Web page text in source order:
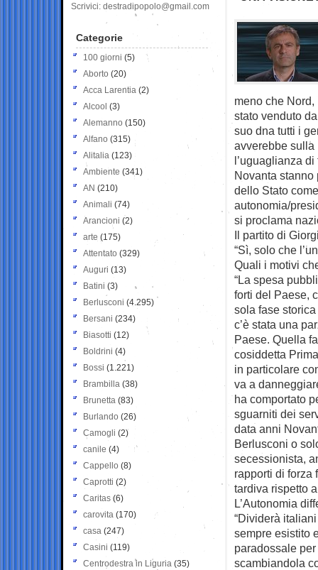
meno che
stato venduto
suo dna tutti i
avverebbe sulla
l’uguaglianza
Novanta
dello Stato
autonomia/
si proclama
Il partito di
“Sì, solo che
Quali i motivi
“La spesa
forti del Paese,
sola fase
c’è stata una
Paese. Quella
cosiddetta
in particolare
va a
ha comportato
sguarniti dei
data anni
Berlusconi o
secessionista,
rapporti di forza
tardiva rispetto
L’Autonomia
“Dividerà
sempre esistito
paradossale
scambiandola
Scrivici: destradipopolo@gmail.com
Categorie
100 giorni (5)
Aborto (20)
Acca Larentia (2)
Alcool (3)
Alemanno (150)
Alfano (315)
Alitalia (123)
Ambiente (341)
AN (210)
Animali (74)
Arancioni (2)
arte (175)
Attentato (329)
Auguri (13)
Batini (3)
Berlusconi (4.295)
Bersani (234)
Biasotti (12)
Boldrini (4)
Bossi (1.221)
Brambilla (38)
Brunetta (83)
Burlando (26)
Camogli (2)
canile (4)
Cappello (8)
Caprotti (2)
Caritas (6)
carovita (170)
casa (247)
Casini (119)
Centrodestra in Liguria (35)